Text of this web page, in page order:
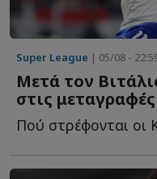
Super League | 05/08 -
Μετά τον
στις
Πού στρέφονται οι